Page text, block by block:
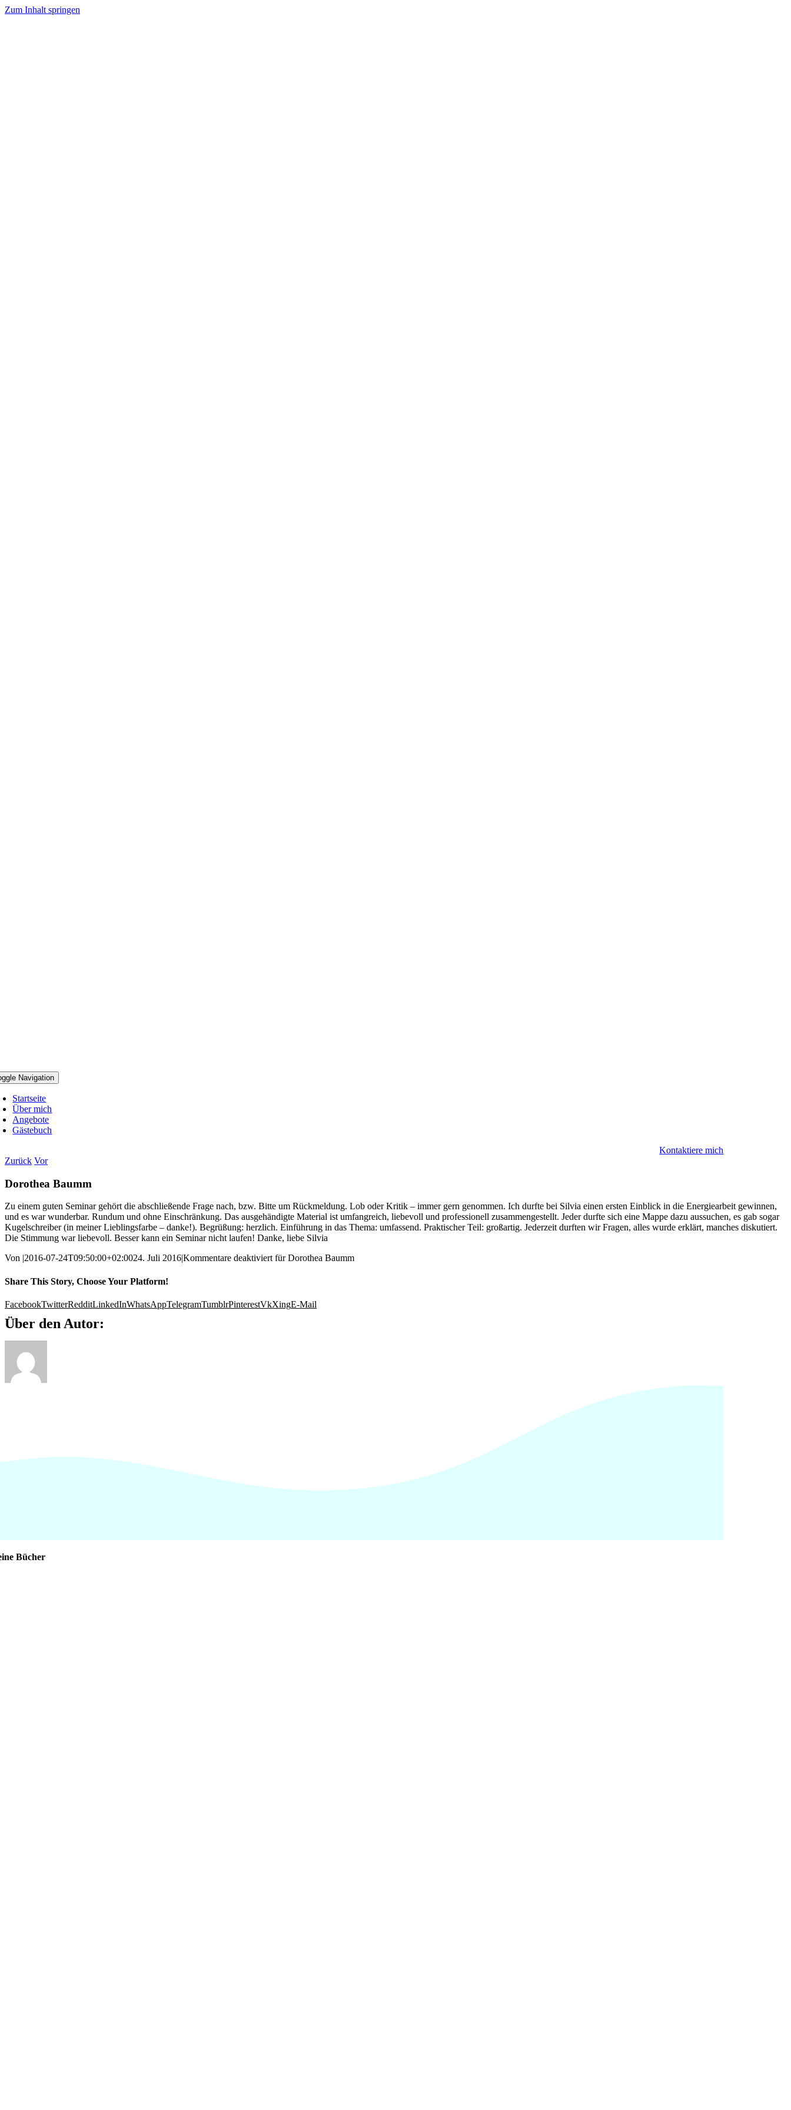
Zum Inhalt springen
Navigation
Startseite
Über mich
Angebote
Gästebuch
Kontaktiere mich
Zurück Vor
Dorothea Baumm
Zu einem guten Seminar gehört die abschließende Frage nach, bzw. Bitte um Rückmeldung. Lob oder Kritik – immer gern genommen. Ich durfte bei Silvia einen ersten Einblick in die Energiearbeit gewinnen,
und es war wunderbar. Rundum und ohne Einschränkung. Das ausgehändigte Material ist umfangreich, liebevoll und professionell zusammengestellt. Jeder durfte sich eine Mappe dazu aussuchen, es gab sogar
Kugelschreiber (in meiner Lieblingsfarbe – danke!). Begrüßung: herzlich. Einführung in das Thema: umfassend. Praktischer Teil: großartig. Jederzeit durften wir Fragen, alles wurde erklärt, manches diskutiert.
Die Stimmung war liebevoll. Besser kann ein Seminar nicht laufen! Danke, liebe Silvia
Von |2016-07-24T09:50:00+02:0024. Juli 2016|Kommentare deaktiviertfür Dorothea Baumm
Share This Story, Choose Your Platform!
FacebookTwitterRedditLinkedInWhatsAppTelegramTumblrPinterestVkXingE-Mail
Über den Autor:
Bücher